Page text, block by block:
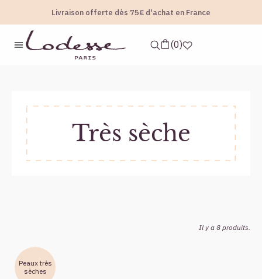
Livraison offerte dès 75€ d'achat en France
Échantillons offerts dans votre commande
0
catégories page d'accueil très sèche
Très sèche
Il y a 8 produits.
Peaux très
sèches